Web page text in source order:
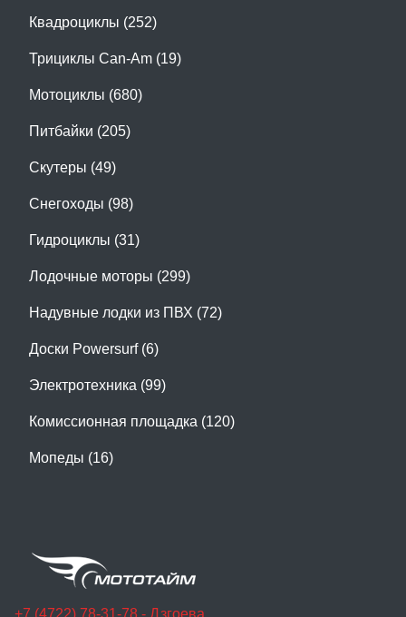
Квадроциклы (252)
Трициклы Can-Am (19)
Мотоциклы (680)
Питбайки (205)
Скутеры (49)
Снегоходы (98)
Гидроциклы (31)
Лодочные моторы (299)
Надувные лодки из ПВХ (72)
Доски Powersurf (6)
Электротехника (99)
Комиссионная площадка (120)
Мопеды (16)
+7 (4722) 78-31-78 - Дзгоева